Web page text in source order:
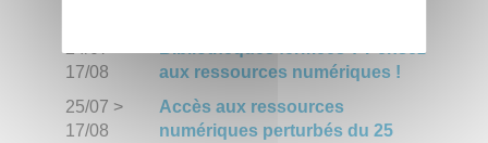
17/08
Bibliothèques fermées ? Pensez
aux ressources numériques !
25/07 >
17/08
Accès aux ressources
numériques perturbés du 25